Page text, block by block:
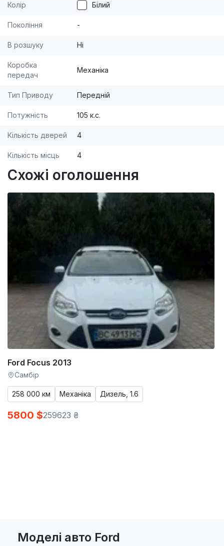
Колір Білий
Покоління -
В розшуку Ні
Коробка
передач
Механіка
Тип Приводу Передній
Потужність 105 к.с.
Кількість дверей 4
Кількість місць 4
Схожі оголошення
Ford Focus 2013
Самбір
258 000 км Механіка Дизель, 1.6
5800 $259623 ₴
Моделі авто Ford